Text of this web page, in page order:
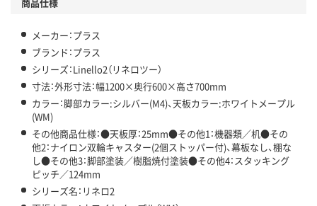
メーカー：プラス
ブランド：プラス
シリーズ：Linello2（リネロツー）
寸法：外形寸法：幅1200×奥行600×高さ700mm
カラー：脚部カラー:シルバー(M4)、天板カラー:ホワイトメープル
(WM)
その他商品仕様：●天板厚：25mm●その他1：機器類／机●その
他2：ナイロン双輪キャスター(2個ストッパー付)、幕板なし、棚な
し●その他3：脚部塗装／樹脂焼付塗装●その他4：スタッキング
ピッチ／124mm
シリーズ名：リネロ2